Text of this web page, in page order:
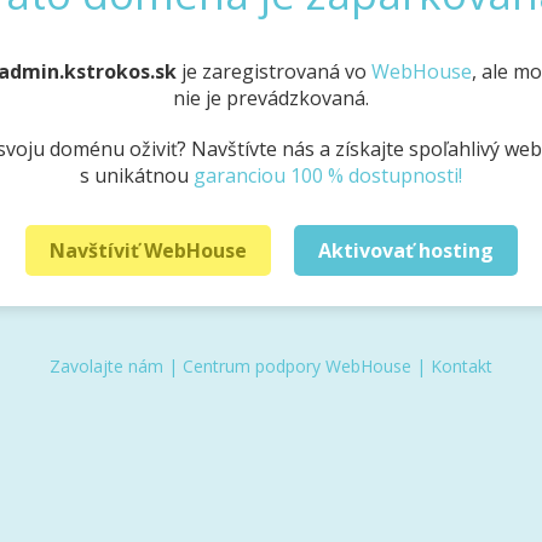
admin.kstrokos.skje zaregistrovaná vo WebHouse, ale
nie je prevádzkovaná.
doménu oživiť? Navštívte nás a získajte spoľahlivý
s unikátnou garanciou 100 % dostupnosti!
Navštíviť WebHouse Aktivovať hosting
Zavolajte nám | Centrum podpory WebHouse | Kontakt